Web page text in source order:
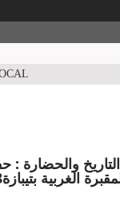
التاريخ والحضارة :